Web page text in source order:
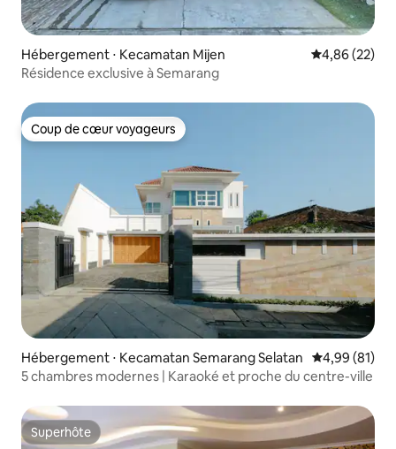
Hébergement ⋅ Kecamatan Mijen Évaluation
4,86 (22)
Résidence exclusive à Semarang
Coup de cœur voyageurs
Coup de cœur voyageurs
Hébergement ⋅ Kecamatan Semarang Selatan Évaluation
4,99 (81)
5 chambres modernes | Karaoké et proche du centre-ville
Superhôte
Superhôte